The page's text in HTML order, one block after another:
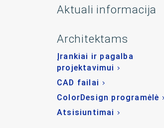
Aktuali informacija
Architektams
Įrankiai ir pagalba
projektavimui
CAD failai
ColorDesign programėlė
Atsisiuntimai